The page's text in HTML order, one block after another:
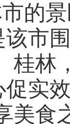
的
市
桂林
实
美食